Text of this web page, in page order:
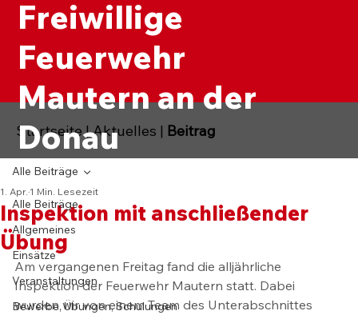
Freiwillige
Feuerwehr
Mautern an der
Donau
Alle Beiträge
Allgemeines
Einsätze
Veranstaltungen
Bewerbe, Übungen, Schulungen
Alle Beiträge
Inspektion mit anschließender
Übung
1. Apr. 1 Min. Lesezeit
Am vergangenen Freitag fand die alljährliche
Inspektion der Feuerwehr Mautern statt. Dabei
wurden wir von einem Team des Unterabschnittes
Startseite|Aktuelles | Beitrag